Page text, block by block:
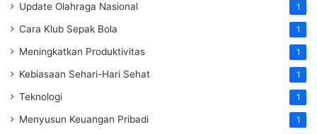
Update Olahraga Nasional 1
Cara Klub Sepak Bola 1
Meningkatkan Produktivitas 1
Kebiasaan Sehari-Hari Sehat 1
Teknologi 1
Menyusun Keuangan Pribadi 1